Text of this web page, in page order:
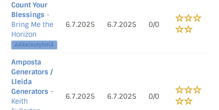
Count Your
Blessings -
Bring Me the
Horizon
Julkaisuryhmä
6.7.2025 6.7.2025 0/0
Amposta
Generators /
Lleida
Generators -
Keith
6.7.2025 6.7.2025 0/0